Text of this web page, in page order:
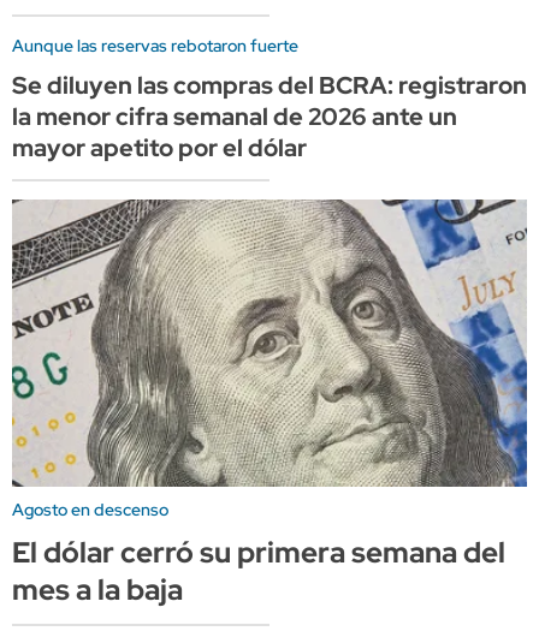
Aunque las reservas rebotaron fuerte
Se diluyen las compras del BCRA: registraron
la menor cifra semanal de 2026 ante un
mayor apetito por el dólar
Agosto en descenso
El dólar cerró su primera semana del
mes a la baja